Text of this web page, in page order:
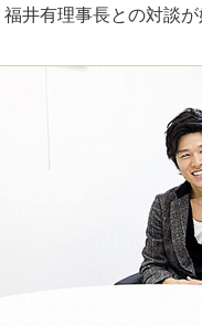
井有理事長との対談が